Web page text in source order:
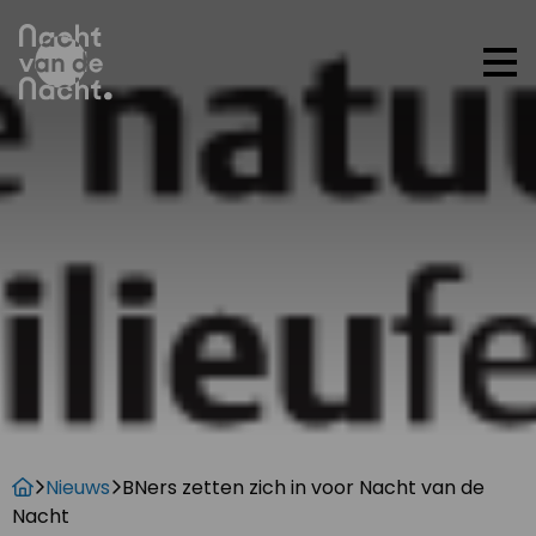
Nieuws BNers zetten zich in voor Nacht van de
Nacht